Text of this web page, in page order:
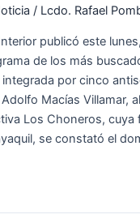
/ Lcdo. Rafael
publicó este
de los más
por cinco
Macías Villamar,
Los Choneros, cuya
se constató el